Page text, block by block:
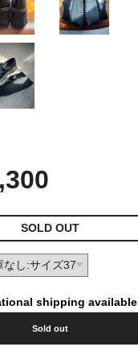
SOLD OUT
shipping available
Sold out